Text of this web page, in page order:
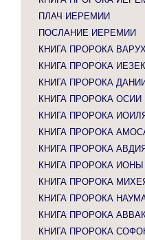
ПЛАЧ ИЕРЕМИИ
ПОСЛАНИЕ ИЕРЕМИИ
КНИГА ПРОРОКА
КНИГА ПРОРОКА
КНИГА ПРОРОКА
КНИГА ПРОРОКА ОСИИ
КНИГА ПРОРОКА
КНИГА ПРОРОКА
КНИГА ПРОРОКА
КНИГА ПРОРОКА ИОНЫ
КНИГА ПРОРОКА
КНИГА ПРОРОКА
КНИГА ПРОРОКА
КНИГА ПРОРОКА